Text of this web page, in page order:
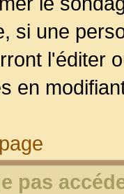
si une
l'éditer
en
pas